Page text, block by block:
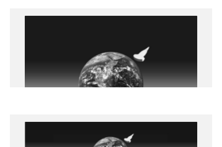
+info
avanzado – 16 y 17 de mayo